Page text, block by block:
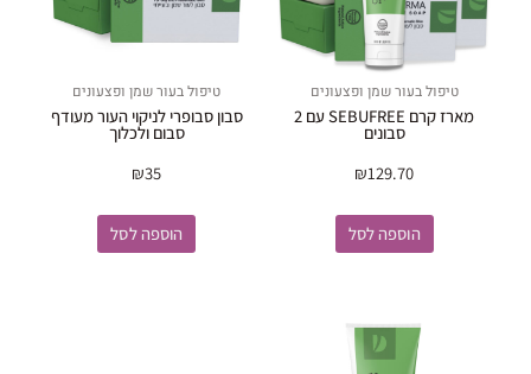
טיפול בעור שמן ופצעונים
מארז קרם SEBUFREE עם 2
סבונים
₪129.70
הוספה לסל
טיפול בעור שמן ופצעונים
סבון סבופרי לניקוי העור מעודף
סבום ולכלוך
₪35
הוספה לסל